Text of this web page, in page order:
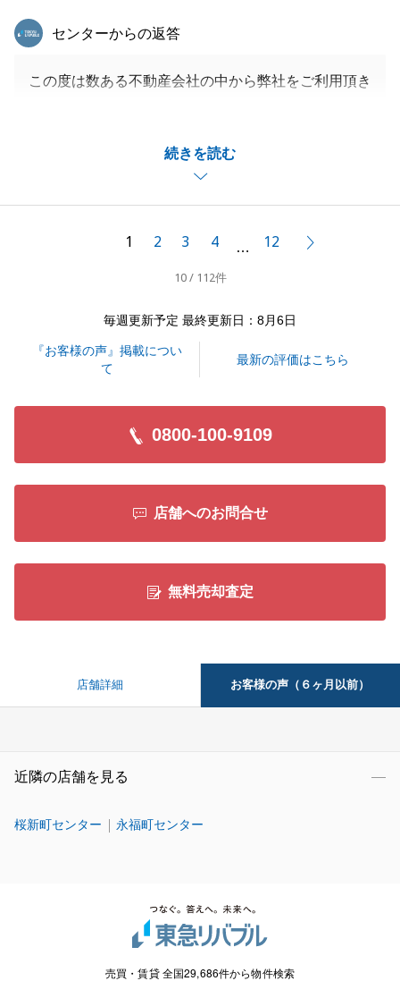
続きを読む
東急リバブル
センターからの返答
この度は数ある不動産会社の中から弊社をご利用頂き
め、ミスなくお手続きを進めることが必要でしたが、
時間もない中でいつも快くご対応いただきましたこと
誠に感謝申し上げます。
1 2 3 4 … 12
10 / 112件
毎週更新予定 最終更新日：8月6日
『お客様の声』掲載につい
て
最新の評価はこちら
0800-100-9109
店舗へのお問合せ
無料売却査定
店舗詳細 お客様の声（６ヶ月以前）
近隣の店舗を見る
桜新町センター 永福町センター
売買・賃貸 全国29,686件から物件検索